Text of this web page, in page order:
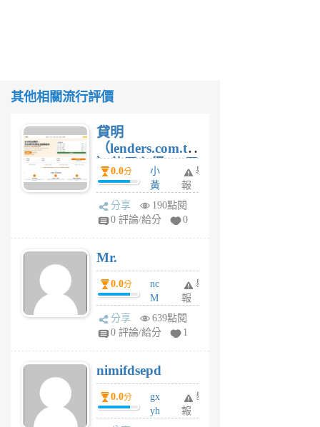
其他相關流行評價
貸明
（lenders.com.tw
）使用心得 — 民
間貸款比較平台
體驗
0.0分
小
黃
蜂
1
舉
報
分享
190點閱
0 評論/給分
0
Mr.
0.0分
nc
M
U
F
U
5
個
月
舉
報
分享
639點閱
0 評論/給分
1
nimifdsepd
0.0分
gx
yh
舉
報